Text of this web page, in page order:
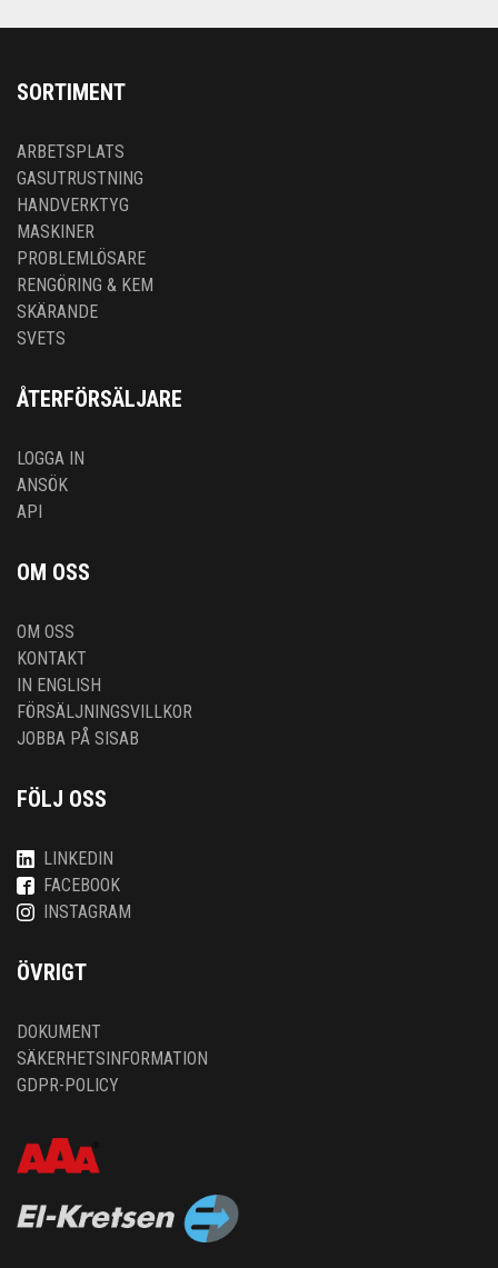
SORTIMENT
ARBETSPLATS
GASUTRUSTNING
HANDVERKTYG
MASKINER
PROBLEMLÖSARE
RENGÖRING & KEM
SKÄRANDE
SVETS
ÅTERFÖRSÄLJARE
LOGGA IN
ANSÖK
API
OM OSS
OM OSS
KONTAKT
IN ENGLISH
FÖRSÄLJNINGSVILLKOR
JOBBA PÅ SISAB
FÖLJ OSS
LINKEDIN
FACEBOOK
INSTAGRAM
ÖVRIGT
DOKUMENT
SÄKERHETSINFORMATION
GDPR-POLICY